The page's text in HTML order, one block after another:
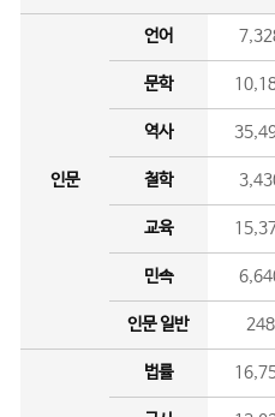
인문
언어
문학
역사
철학
교육
민속
인문 일반 248
법률